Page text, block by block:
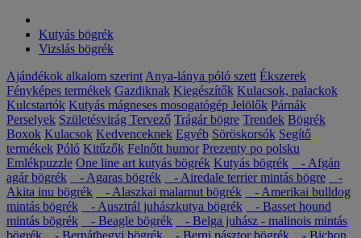
Kutyás bögrék
Vizslás bögrék
Ajándékok alkalom szerint Anya-lánya póló szett Ékszerek
Fényképes termékek Gazdiknak Kiegészítők Kulacsok, palackok
Kulcstartók Kutyás mágneses mosogatógép Jelölők Párnák
Perselyek Születésvirág Tervező Trágár bögre Trendek Bögrék
Boxok Kulacsok Kedvenceknek Egyéb Söröskorsók Segítő
termékek Póló Kitűzők Felnőtt humor Prezenty po polsku
Emlékpuzzle One line art kutyás bögrék Kutyás bögrék
- Afgán
agár bögrék
- Agaras bögrék - Airedale terrier mintás bögre
-
Akita inu bögrék
- Alaszkai malamut bögrék
- Amerikai bulldog
mintás bögrék
- Ausztrál juhászkutya bögrék
- Basset hound
mintás bögrék
- Beagle bögrék
- Belga juhász - malinois mintás
bögrék
- Bernáthegyi bögrék - Berni pásztor bögrék
- Bichon